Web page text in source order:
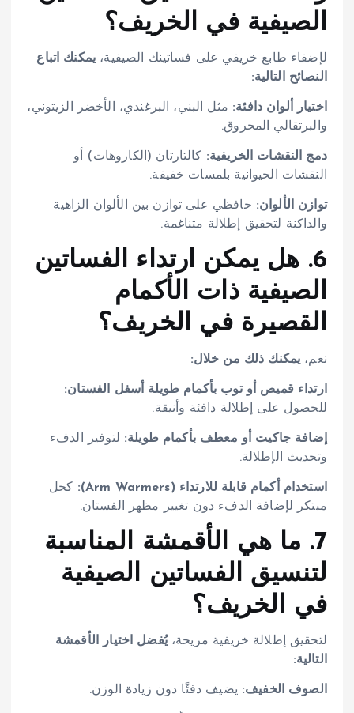
الصيفية في الخريف؟
لإضفاء طابع خريفي على فساتينك الصيفية، يمكنك اتباع
النصائح التالية:
اختيار ألوان دافئة:مثل البني، البرغندي، الأخضر الزيتوني،
والبرتقالي المحروق.
دمج النقشات الخريفية:كالتارتان (الكاروهات) أو
النقشات الحيوانية بلمسات خفيفة.
توازن الألوان:حافظي على توازن بين الألوان الزاهية
والداكنة لتحقيق إطلالة متناغمة.
6. هل يمكن ارتداء الفساتين
الصيفية ذات الأكمام
القصيرة في الخريف؟
نعم، يمكنك ذلك من خلال:
ارتداء قميص أو توب بأكمام طويلة أسفل الفستان:
للحصول على إطلالة دافئة وأنيقة.
إضافة جاكيت أو معطف بأكمام طويلة:لتوفير الدفء
وتحديث الإطلالة.
استخدام أكمام قابلة للارتداء (Arm Warmers):
كحل
مبتكر لإضافة الدفء دون تغيير مظهر الفستان.
7. ما هي الأقمشة المناسبة
لتنسيق الفساتين الصيفية
في الخريف؟
لتحقيق إطلالة خريفية مريحة،يُفضل اختيار الأقمشة
التالية:
الصوف الخفيف:يضيف دفئًا دون زيادة الوزن.